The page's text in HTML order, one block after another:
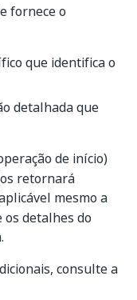
fornece o
que identifica o
detalhada que
de início)
retornará
mesmo a
os detalhes do
consulte a